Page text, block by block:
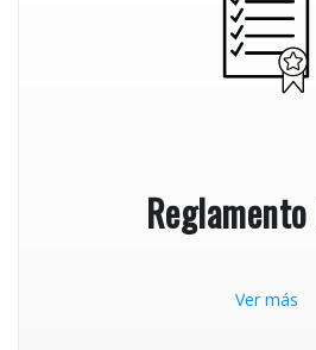
Reglamento
Ver más